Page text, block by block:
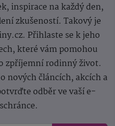
inspirace na každý den,
zkušeností. Takový je
Přihlaste se k jeho
které vám pomohou
zpříjemní rodinný život.
nových článcích, akcích a
odběr ve vaší e-